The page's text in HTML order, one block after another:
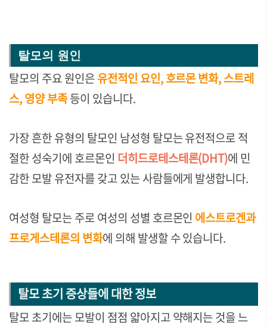
탈모의 원인
탈모의 주요 원인은유전적인 요인, 호르몬 변화, 스트레
스, 영양 부족등이 있습니다.
가장 흔한 유형의 탈모인 남성형 탈모는유전적으로 적
절한 성숙기에 호르몬인 더히드로테스테론(DHT)에 민
감한 모발 유전자를 갖고 있는 사람들에게 발생합니다.
여성형 탈모는 주로 여성의 성별 호르몬인 에스트로겐과
프로게스테론의 변화에 의해 발생할 수 있습니다.
탈모 초기 증상들에 대한 정보
탈모 초기에는 모발이 점점 얇아지고 약해지는 것을 느